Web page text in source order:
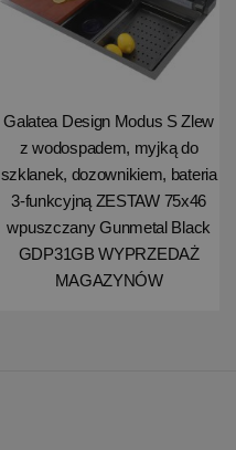
Galatea Design Modus S Zlew
z wodospadem, myjką do
szklanek, dozownikiem, bateria
3-funkcyjną ZESTAW 75x46
wpuszczany Gunmetal Black
GDP31GB WYPRZEDAŻ
MAGAZYNÓW